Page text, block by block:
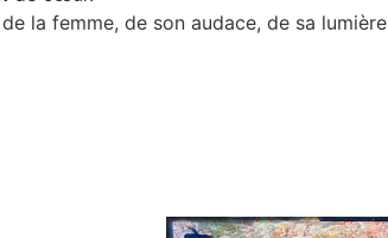
la femme, de son audace, de sa lumière